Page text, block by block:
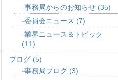
事務局からのお知らせ (35)
委員会ニュース (7)
業界ニュース＆トピック
(11)
ブログ (5)
事務局ブログ (3)